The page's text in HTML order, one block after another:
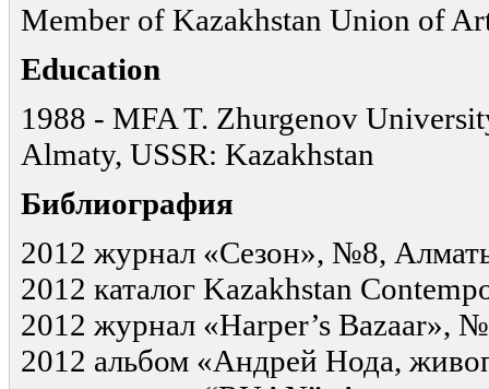
Member of Kazakhstan Union of
Education
1988 - MFA T. Zhurgenov
Almaty, USSR: Kazakhstan
Библиография
2012 журнал «Сезон», №8,
2012 каталог Kazakhstan
2012 журнал «Harper’s Bazaar»,
2012 альбом «Андрей Нода,